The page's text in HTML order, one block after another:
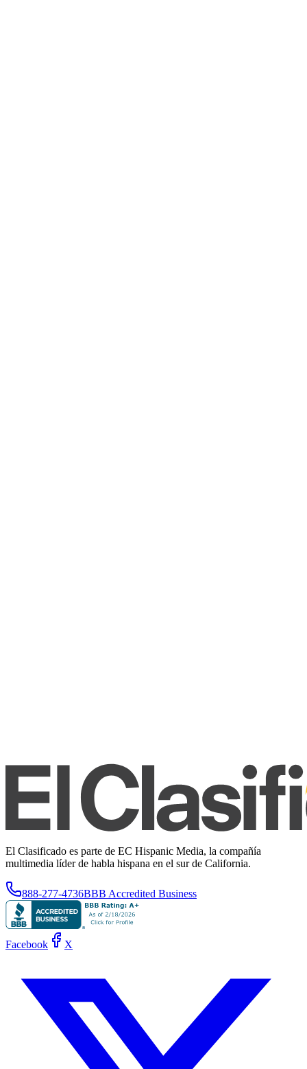
El Clasificado es parte de EC Hispanic Media, la compañía
multimedia líder de habla hispana en el sur de California.
888-277-4736BBB Accredited Business
Facebook X